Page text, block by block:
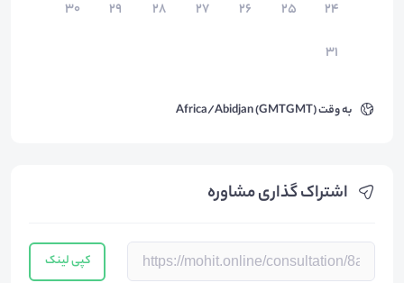
۲۴
۲۵ ۲۶ ۲۷ ۲۸ ۲۹
۳۰
۳۱
به وقتAfrica/Abidjan (GMTGMT)
اشتراک گذاری مشاوره
کپی لینک